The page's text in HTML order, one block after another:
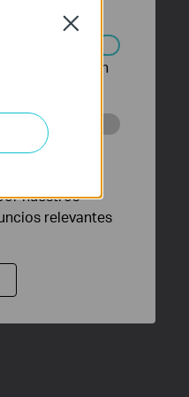
Close
en
con el fin de
nuestros
relevantes